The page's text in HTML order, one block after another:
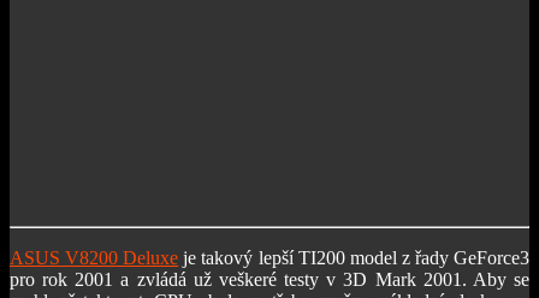
ASUS V8200 Deluxe je takový lepší TI200 model z řady GeForce3
pro rok 2001 a zvládá už veškeré testy v 3D Mark 2001. Aby se